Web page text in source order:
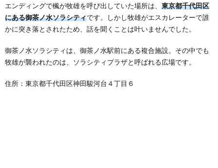
エンディングで楓が牧雄を呼び出していた場所は、 東京都千代田区
にある御茶ノ水ソラシティです。しかし牧雄がエスカレーターで誰
かに突き落とされたため、話を聞くことは叶いませんでした。
御茶ノ水ソラシティは、御茶ノ水駅前にある複合施設。その中でも
牧雄が襲われたのは、ソラシティプラザと呼ばれる広場です。
住所：東京都千代田区神田駿河台４丁目６